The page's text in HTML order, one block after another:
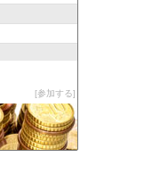
参加する